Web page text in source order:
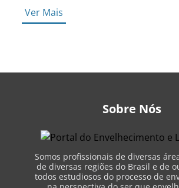
Ver Mais
Sobre Nós
Somos profissionais de diversas
de diversas regiões do Brasil e de
todos estudiosos do processo de